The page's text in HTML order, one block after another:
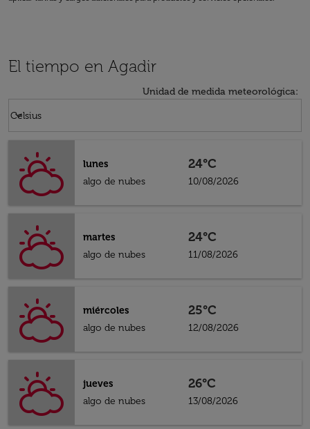
El tiempo en Agadir
Unidad de medida meteorológica:
Celsius
keyboard_arrow_down
lunes
algo de nubes
24°C
10/08/2026
martes
algo de nubes
24°C
11/08/2026
miércoles
algo de nubes
25°C
12/08/2026
jueves
algo de nubes
26°C
13/08/2026